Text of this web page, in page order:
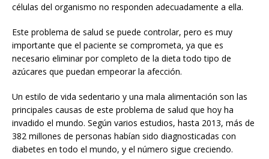
células del organismo no responden adecuadamente a ella.
Este problema de salud se puede controlar, pero es muy
importante que el paciente se comprometa, ya que es
necesario eliminar por completo de la dieta todo tipo de
azúcares que puedan empeorar la afección.
Un estilo de vida sedentario y una mala alimentación son las
principales causas de este problema de salud que hoy ha
invadido el mundo. Según varios estudios, hasta 2013, más de
382 millones de personas habían sido diagnosticadas con
diabetes en todo el mundo, y el número sigue creciendo.